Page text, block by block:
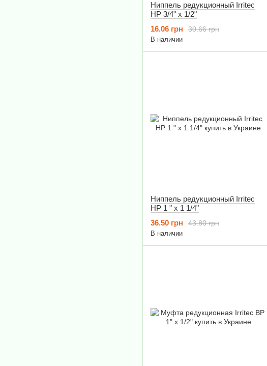
Ниппель редукционный Irritec
НР 3/4" х 1/2"
30.66 грн
16.06 грн
В наличии
Ниппель редукционный Irritec
НР 1 " х 1 1/4"
43.80 грн
36.50 грн
В наличии